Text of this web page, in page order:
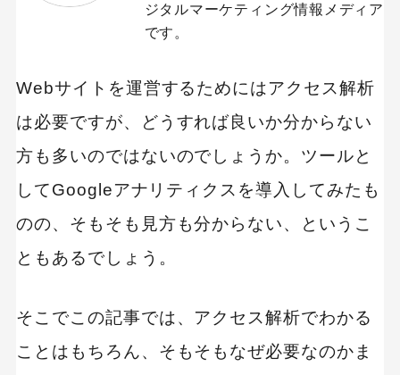
ジタルマーケティング情報メディア
です。
Webサイトを運営するためにはアクセス解析
は必要ですが、どうすれば良いか分からない
方も多いのではないのでしょうか。ツールと
してGoogleアナリティクスを導入してみたも
のの、そもそも見方も分からない、というこ
ともあるでしょう。
そこでこの記事では、アクセス解析でわかる
ことはもちろん、そもそもなぜ必要なのかま